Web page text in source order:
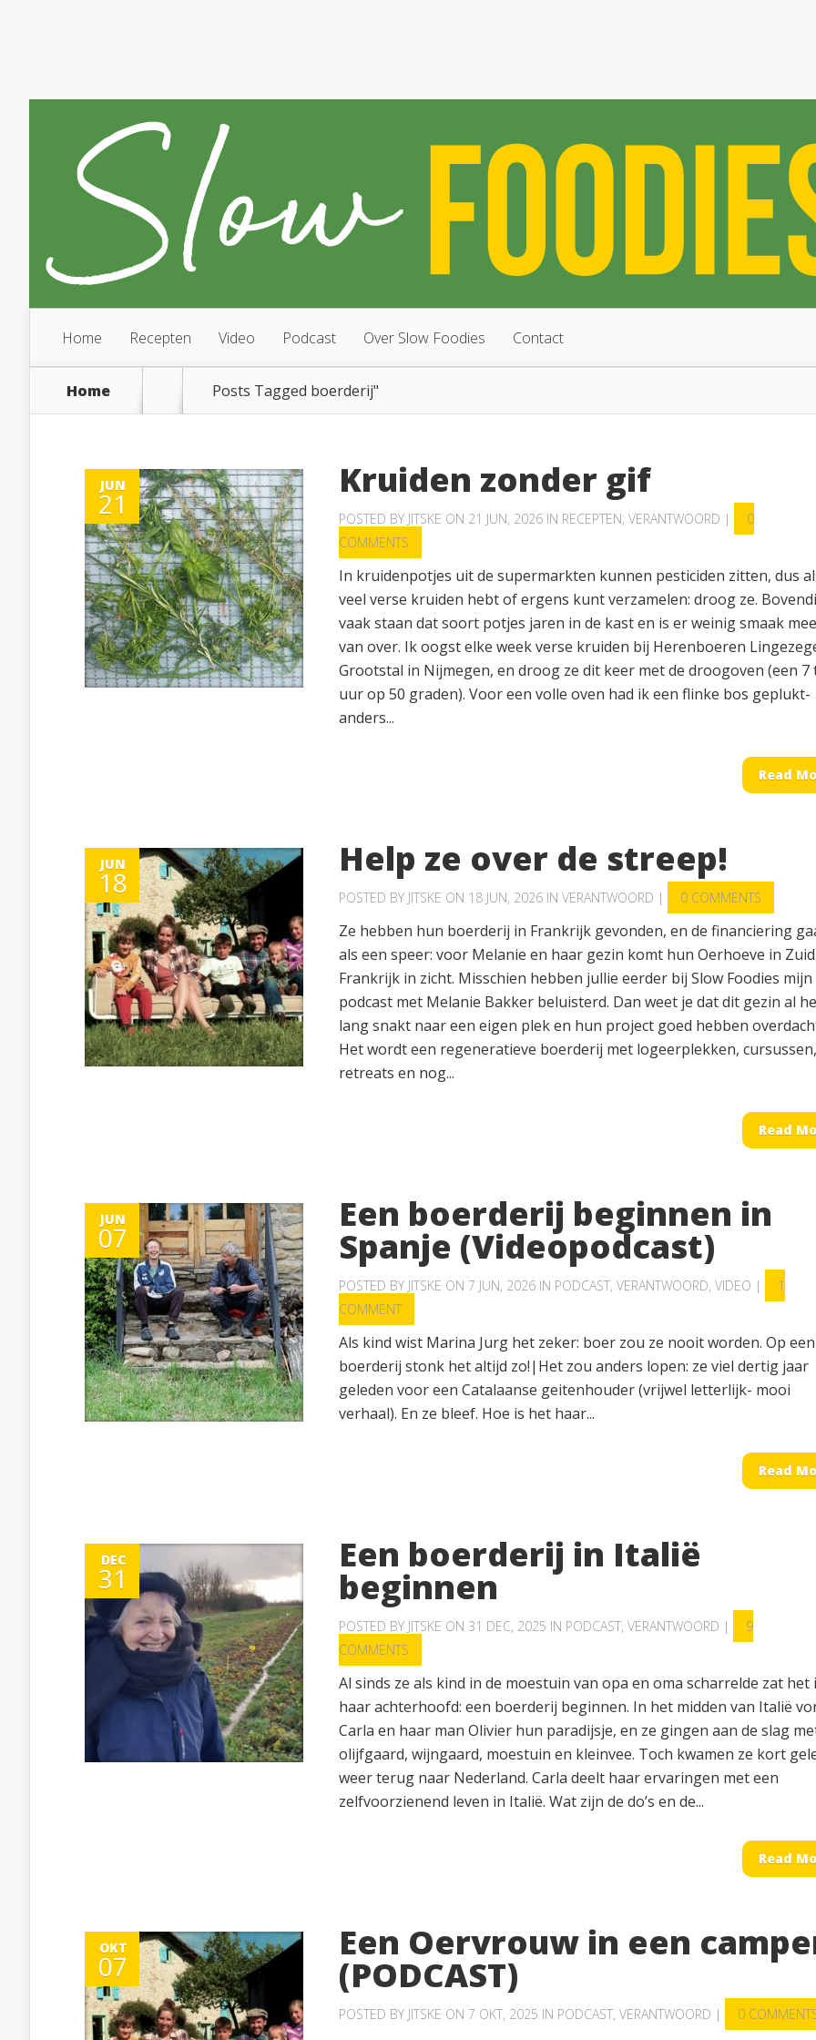
Home Recepten Video Podcast Over Slow Foodies Contact
Home Posts Tagged boerderij"
JUN
21
Kruiden zonder gif
POSTED BY JITSKE ON 21 JUN, 2026 IN RECEPTEN, VERANTWOORD |
0
COMMENTS
In kruidenpotjes uit de supermarkten kunnen pesticiden zitten, dus
veel verse kruiden hebt of ergens kunt verzamelen: droog ze.
vaak staan dat soort potjes jaren in de kast en is er weinig smaak
van over. Ik oogst elke week verse kruiden bij Herenboeren
Grootstal in Nijmegen, en droog ze dit keer met de droogoven (een 7
uur op 50 graden). Voor een volle oven had ik een flinke bos geplukt-
anders...
Read
JUN
18
Help ze over de streep!
POSTED BY JITSKE ON 18 JUN, 2026 IN VERANTWOORD | 0 COMMENTS
Ze hebben hun boerderij in Frankrijk gevonden, en de financiering
als een speer: voor Melanie en haar gezin komt hun Oerhoeve in
Frankrijk in zicht. Misschien hebben jullie eerder bij Slow Foodies mijn
podcast met Melanie Bakker beluisterd. Dan weet je dat dit gezin al
lang snakt naar een eigen plek en hun project goed hebben
Het wordt een regeneratieve boerderij met logeerplekken, cursussen,
retreats en nog...
Read
JUN
07
Een boerderij beginnen in
Spanje (Videopodcast)
POSTED BY JITSKE ON 7 JUN, 2026 IN PODCAST, VERANTWOORD, VIDEO |
1
COMMENT
Als kind wist Marina Jurg het zeker: boer zou ze nooit worden. Op een
boerderij stonk het altijd zo!|Het zou anders lopen: ze viel dertig jaar
geleden voor een Catalaanse geitenhouder (vrijwel letterlijk- mooi
verhaal). En ze bleef. Hoe is het haar...
Read
DEC
31
Een boerderij in Italië
beginnen
POSTED BY JITSKE ON 31 DEC, 2025 IN PODCAST, VERANTWOORD |
9
COMMENTS
Al sinds ze als kind in de moestuin van opa en oma scharrelde zat het
haar achterhoofd: een boerderij beginnen. In het midden van Italië
Carla en haar man Olivier hun paradijsje, en ze gingen aan de slag
olijfgaard, wijngaard, moestuin en kleinvee. Toch kwamen ze kort
weer terug naar Nederland. Carla deelt haar ervaringen met een
zelfvoorzienend leven in Italië. Wat zijn de do’s en de...
Read
OKT
07
Een Oervrouw in een
(PODCAST)
POSTED BY JITSKE ON 7 OKT, 2025 IN PODCAST, VERANTWOORD | 0